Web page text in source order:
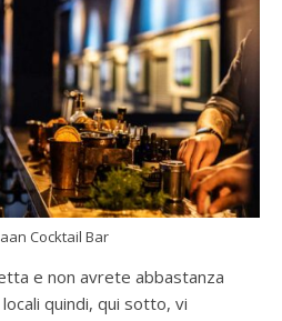
Cocktail Bar
e non avrete abbastanza
quindi, qui sotto, vi